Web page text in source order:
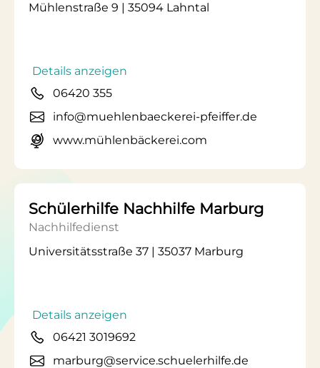
Mühlenstraße 9 | 35094 Lahntal
Details anzeigen
06420 355
info@muehlenbaeckerei-pfeiffer.de
www.mühlenbäckerei.com
Schülerhilfe Nachhilfe Marburg
Nachhilfedienst
Universitätsstraße 37 | 35037 Marburg
Details anzeigen
06421 3019692
marburg@service.schuelerhilfe.de